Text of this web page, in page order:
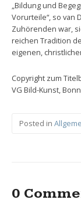
„Bildung und
Vorurteile“, so van
Zuhörenden war,
reichen Tradition
eigenen,
Copyright zum
VG Bild-Kunst,
Posted in
0